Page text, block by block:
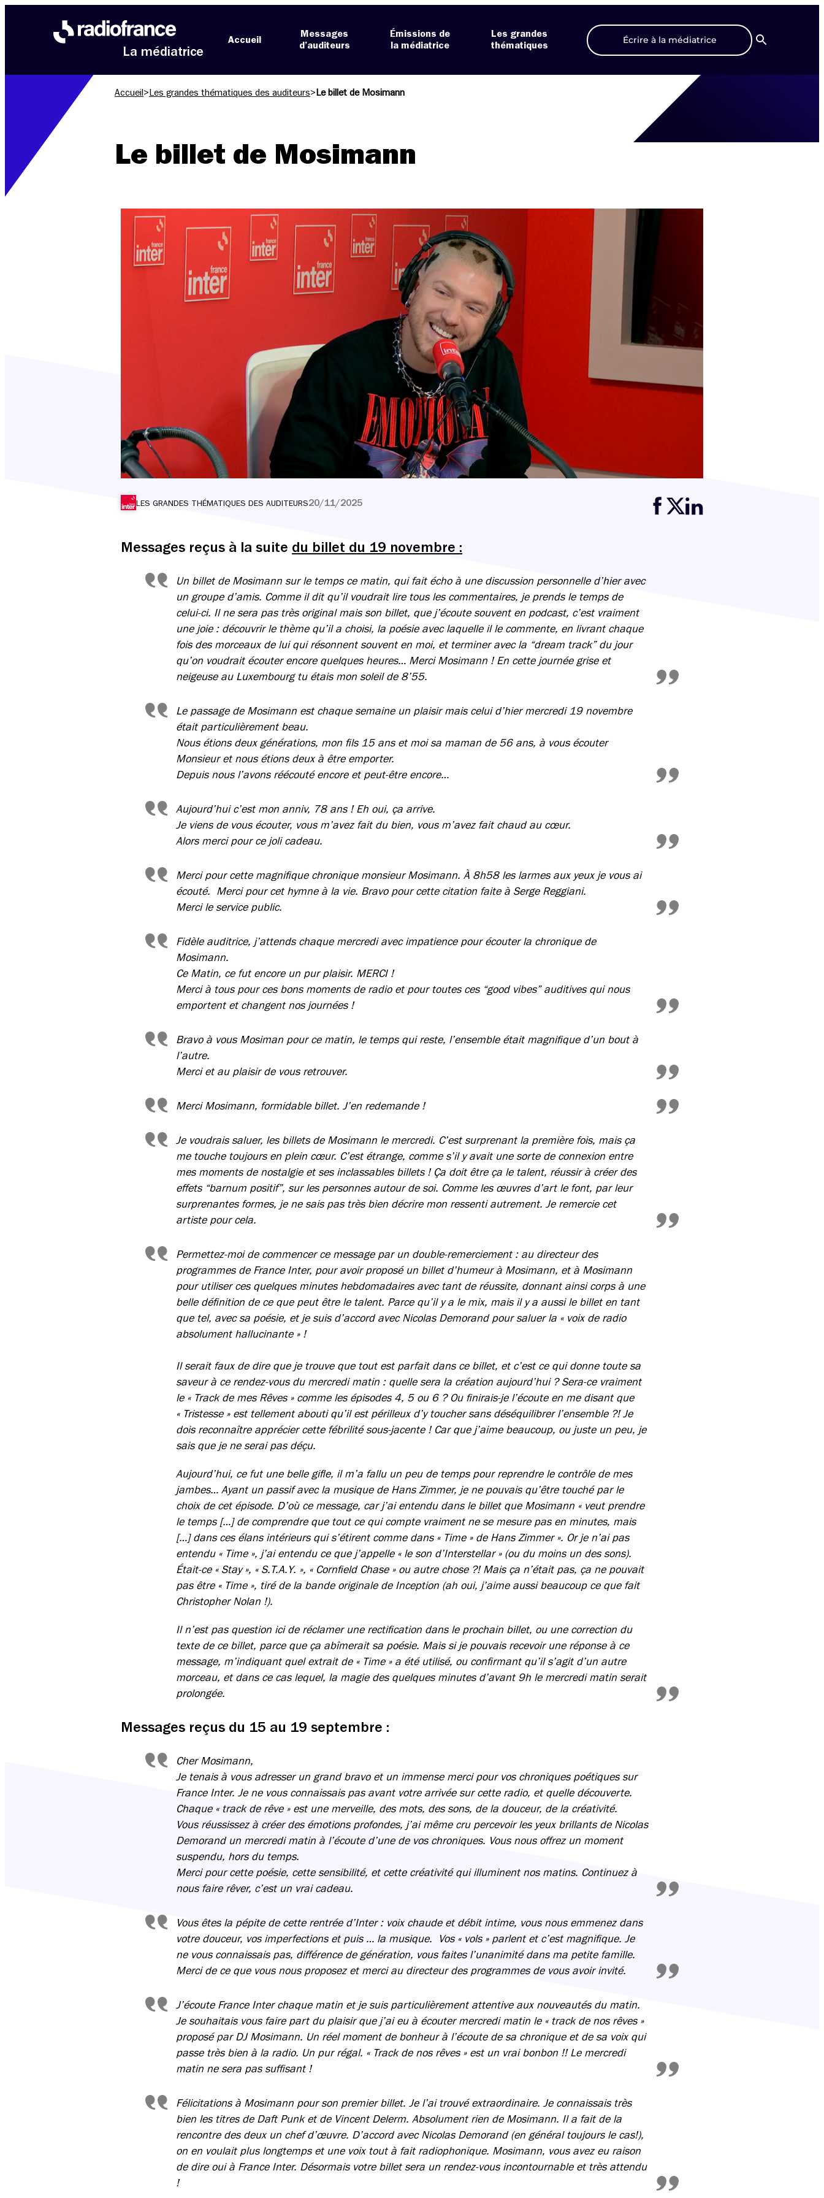
La médiatrice
Accueil
Messages
d’auditeurs
Émissions de
la médiatrice
Les grandes
thématiques
Écrire à la médiatrice
Recherche
Accueil > Les grandes thématiques des auditeurs> Le billet de Mosimann
Le billet de Mosimann
LES GRANDES THÉMATIQUES DES AUDITEURS20/11/2025
Messages reçus à la suite du billet du 19 novembre :
Un billet de Mosimann sur le temps ce matin, qui fait écho à une discussion personnelle d’hier avec
un groupe d’amis. Comme il dit qu’il voudrait lire tous les commentaires, je prends le temps de
celui-ci. Il ne sera pas très original mais son billet, que j’écoute souvent en podcast, c’est vraiment
une joie : découvrir le thème qu’il a choisi, la poésie avec laquelle il le commente, en livrant chaque
fois des morceaux de lui qui résonnent souvent en moi, et terminer avec la “dream track” du jour
qu’on voudrait écouter encore quelques heures… Merci Mosimann ! En cette journée grise et
neigeuse au Luxembourg tu étais mon soleil de 8’55.
Le passage de Mosimann est chaque semaine un plaisir mais celui d’hier mercredi 19 novembre
était particulièrement beau.
Nous étions deux générations, mon fils 15 ans et moi sa maman de 56 ans, à vous écouter
Monsieur et nous étions deux à être emporter.
Depuis nous l’avons réécouté encore et peut-être encore…
Aujourd’hui c’est mon anniv, 78 ans ! Eh oui, ça arrive.
Je viens de vous écouter, vous m’avez fait du bien, vous m’avez fait chaud au cœur.
Alors merci pour ce joli cadeau.
Merci pour cette magnifique chronique monsieur Mosimann. À 8h58 les larmes aux yeux je vous ai
écouté. Merci pour cet hymne à la vie. Bravo pour cette citation faite à Serge Reggiani.
Merci le service public.
Fidèle auditrice, j’attends chaque mercredi avec impatience pour écouter la chronique de
Mosimann.
Ce Matin, ce fut encore un pur plaisir. MERCI !
Merci à tous pour ces bons moments de radio et pour toutes ces “good vibes” auditives qui nous
emportent et changent nos journées !
Bravo à vous Mosiman pour ce matin, le temps qui reste, l’ensemble était magnifique d’un bout à
l’autre.
Merci et au plaisir de vous retrouver.
Merci Mosimann, formidable billet. J’en redemande !
Je voudrais saluer, les billets de Mosimann le mercredi. C’est surprenant la première fois, mais ça
me touche toujours en plein cœur. C’est étrange, comme s’il y avait une sorte de connexion entre
mes moments de nostalgie et ses inclassables billets ! Ça doit être ça le talent, réussir à créer des
effets “barnum positif”, sur les personnes autour de soi. Comme les œuvres d’art le font, par leur
surprenantes formes, je ne sais pas très bien décrire mon ressenti autrement. Je remercie cet
artiste pour cela.
Permettez-moi de commencer ce message par un double-remerciement : au directeur des
programmes de France Inter, pour avoir proposé un billet d’humeur à Mosimann, et à Mosimann
pour utiliser ces quelques minutes hebdomadaires avec tant de réussite, donnant ainsi corps à une
belle définition de ce que peut être le talent. Parce qu’il y a le mix, mais il y a aussi le billet en tant
que tel, avec sa poésie, et je suis d’accord avec Nicolas Demorand pour saluer la « voix de radio
absolument hallucinante » !
Il serait faux de dire que je trouve que tout est parfait dans ce billet, et c’est ce qui donne toute sa
saveur à ce rendez-vous du mercredi matin : quelle sera la création aujourd’hui ? Sera-ce vraiment
le « Track de mes Rêves » comme les épisodes 4, 5 ou 6 ? Ou finirais-je l’écoute en me disant que
« Tristesse » est tellement abouti qu’il est périlleux d’y toucher sans déséquilibrer l’ensemble ?! Je
dois reconnaître apprécier cette fébrilité sous-jacente ! Car que j’aime beaucoup, ou juste un peu, je
sais que je ne serai pas déçu.
Aujourd’hui, ce fut une belle gifle, il m’a fallu un peu de temps pour reprendre le contrôle de mes
jambes… Ayant un passif avec la musique de Hans Zimmer, je ne pouvais qu’être touché par le
choix de cet épisode. D’où ce message, car j’ai entendu dans le billet que Mosimann « veut prendre
le temps […] de comprendre que tout ce qui compte vraiment ne se mesure pas en minutes, mais
[…] dans ces élans intérieurs qui s’étirent comme dans « Time » de Hans Zimmer ». Or je n’ai pas
entendu « Time », j’ai entendu ce que j’appelle « le son d’Interstellar » (ou du moins un des sons).
Était-ce « Stay », « S.T.A.Y. », « Cornfield Chase » ou autre chose ?! Mais ça n’était pas, ça ne pouvait
pas être « Time », tiré de la bande originale de Inception (ah oui, j’aime aussi beaucoup ce que fait
Christopher Nolan !).
Il n’est pas question ici de réclamer une rectification dans le prochain billet, ou une correction du
texte de ce billet, parce que ça abîmerait sa poésie. Mais si je pouvais recevoir une réponse à ce
message, m’indiquant quel extrait de « Time » a été utilisé, ou confirmant qu’il s’agit d’un autre
morceau, et dans ce cas lequel, la magie des quelques minutes d’avant 9h le mercredi matin serait
prolongée.
Messages reçus du 15 au 19 septembre :
Cher Mosimann,
Je tenais à vous adresser un grand bravo et un immense merci pour vos chroniques poétiques sur
France Inter. Je ne vous connaissais pas avant votre arrivée sur cette radio, et quelle découverte.
Chaque « track de rêve » est une merveille, des mots, des sons, de la douceur, de la créativité.
Vous réussissez à créer des émotions profondes, j’ai même cru percevoir les yeux brillants de Nicolas
Demorand un mercredi matin à l’écoute d’une de vos chroniques. Vous nous offrez un moment
suspendu, hors du temps.
Merci pour cette poésie, cette sensibilité, et cette créativité qui illuminent nos matins. Continuez à
nous faire rêver, c’est un vrai cadeau.
Vous êtes la pépite de cette rentrée d’Inter : voix chaude et débit intime, vous nous emmenez dans
votre douceur, vos imperfections et puis … la musique. Vos « vols » parlent et c’est magnifique. Je
ne vous connaissais pas, différence de génération, vous faites l’unanimité dans ma petite famille.
Merci de ce que vous nous proposez et merci au directeur des programmes de vous avoir invité.
J’écoute France Inter chaque matin et je suis particulièrement attentive aux nouveautés du matin.
Je souhaitais vous faire part du plaisir que j’ai eu à écouter mercredi matin le « track de nos rêves »
proposé par DJ Mosimann. Un réel moment de bonheur à l’écoute de sa chronique et de sa voix qui
passe très bien à la radio. Un pur régal. « Track de nos rêves » est un vrai bonbon !! Le mercredi
matin ne sera pas suffisant !
Félicitations à Mosimann pour son premier billet. Je l’ai trouvé extraordinaire. Je connaissais très
bien les titres de Daft Punk et de Vincent Delerm. Absolument rien de Mosimann. Il a fait de la
rencontre des deux un chef d’œuvre. D’accord avec Nicolas Demorand (en général toujours le cas!),
on en voulait plus longtemps et une voix tout à fait radiophonique. Mosimann, vous avez eu raison
de dire oui à France Inter. Désormais votre billet sera un rendez-vous incontournable et très attendu
!